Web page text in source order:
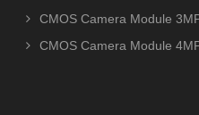
CMOS Camera Module
CMOS Camera Module